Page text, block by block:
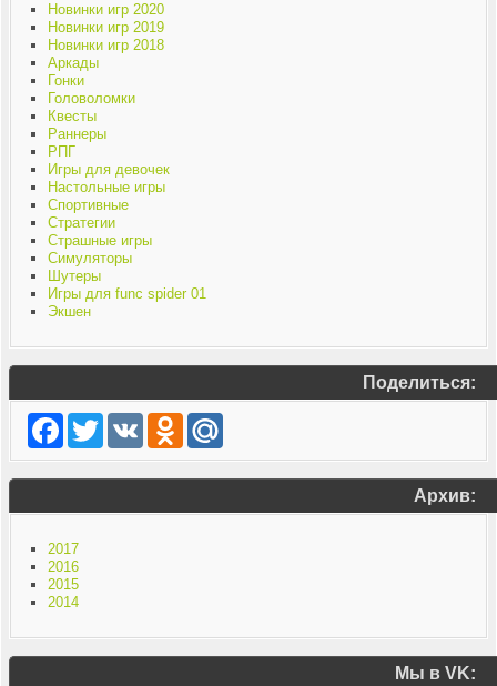
Новинки игр 2020
Новинки игр 2019
Новинки игр 2018
Аркады
Гонки
Головоломки
Квесты
Раннеры
РПГ
Игры для девочек
Настольные игры
Спортивные
Стратегии
Страшные игры
Симуляторы
Шутеры
Игры для func spider 01
Экшен
Поделиться:
Facebook
TwitterVK Odnoklassniki
Mail.Ru
Архив:
2017
2016
2015
2014
Мы в VK: